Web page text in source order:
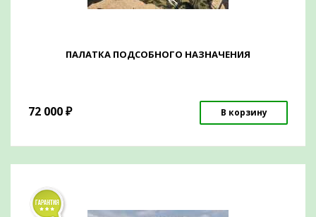
ПАЛАТКА ПОДСОБНОГО НАЗНАЧЕНИЯ
72 000₽ В корзину